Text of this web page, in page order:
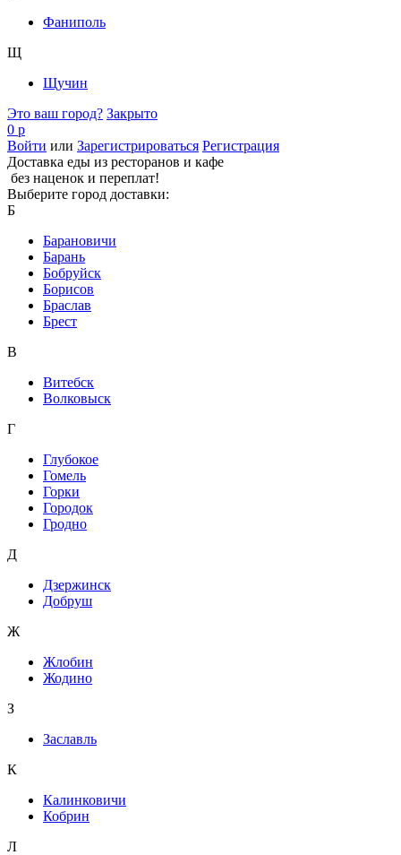
Фаниполь
Щ
Щучин
Это ваш город? Закрыто
0 р
Войти или Зарегистрироваться Регистрация
Доставка еды из ресторанов и кафе
без наценок и переплат!
Выберите город доставки:
Б
Барановичи
Барань
Бобруйск
Борисов
Браслав
Брест
В
Витебск
Волковыск
Г
Глубокое
Гомель
Горки
Городок
Гродно
Д
Дзержинск
Добруш
Ж
Жлобин
Жодино
З
Заславль
К
Калинковичи
Кобрин
Л